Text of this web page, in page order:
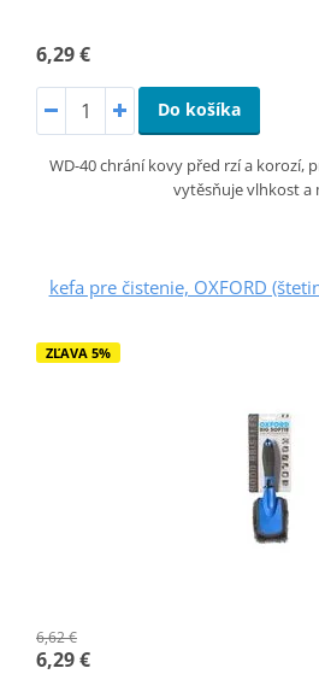
6,29 €
Do košíka
WD-40 chrání kovy před rzí a korozí,
vytěsňuje vlhkost a
kefa pre čistenie, OXFORD
ZĽAVA 5%
6,62 €
6,29 €